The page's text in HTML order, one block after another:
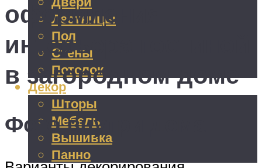
Лестницы
Пол
Стены
Потолок
Декор
Шторы
Мебель
Вышивка
Панно
оформления
интерьера гостиной
в загородном доме
Фото внутри дома